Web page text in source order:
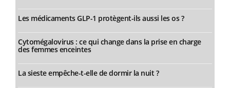
Les médicaments GLP-1 protègent-ils aussi les os ?
Cytomégalovirus : ce qui change dans la prise en charge
des femmes enceintes
La sieste empêche-t-elle de dormir la nuit ?